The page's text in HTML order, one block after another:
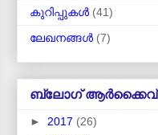
കുറിപ്പുകള്‍ (41)
ലേഖനങ്ങള്‍ (7)
ബ്ലോഗ് ആര്‍ക്കൈവ്
► 2017 (26)